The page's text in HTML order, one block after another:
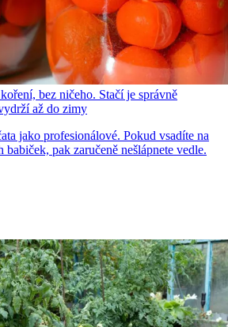
bez ničeho. Stačí je správně
až do zimy
jako profesionálové. Pokud vsadíte na
babiček, pak zaručeně nešlápnete vedle.